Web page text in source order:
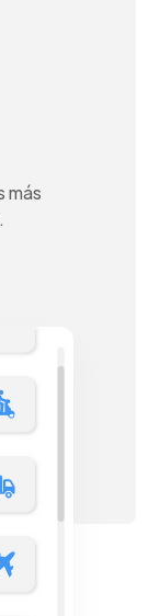
más